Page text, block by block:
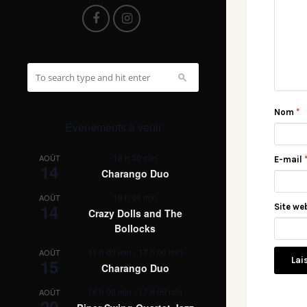
Évènements à venir
AOÛT
14
18 h 30 min
Charango Duo
AOÛT
14
19 h 00 min
Crazy Dolls and The
Bollocks
AOÛT
15
11 h 00 min - 17 h 00 min
Charango Duo
AOÛT 16 h 00 min - 17 h 00 min
Nom *
E-mail *
Site